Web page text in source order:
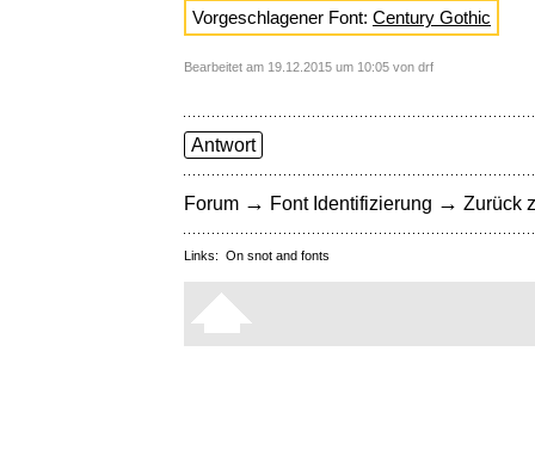
Vorgeschlagener Font: Century Gothic
Bearbeitet am 19.12.2015 um 10:05 von drf
Antwort
Forum → Font Identifizierung → Zurück
Links: On snot and fonts